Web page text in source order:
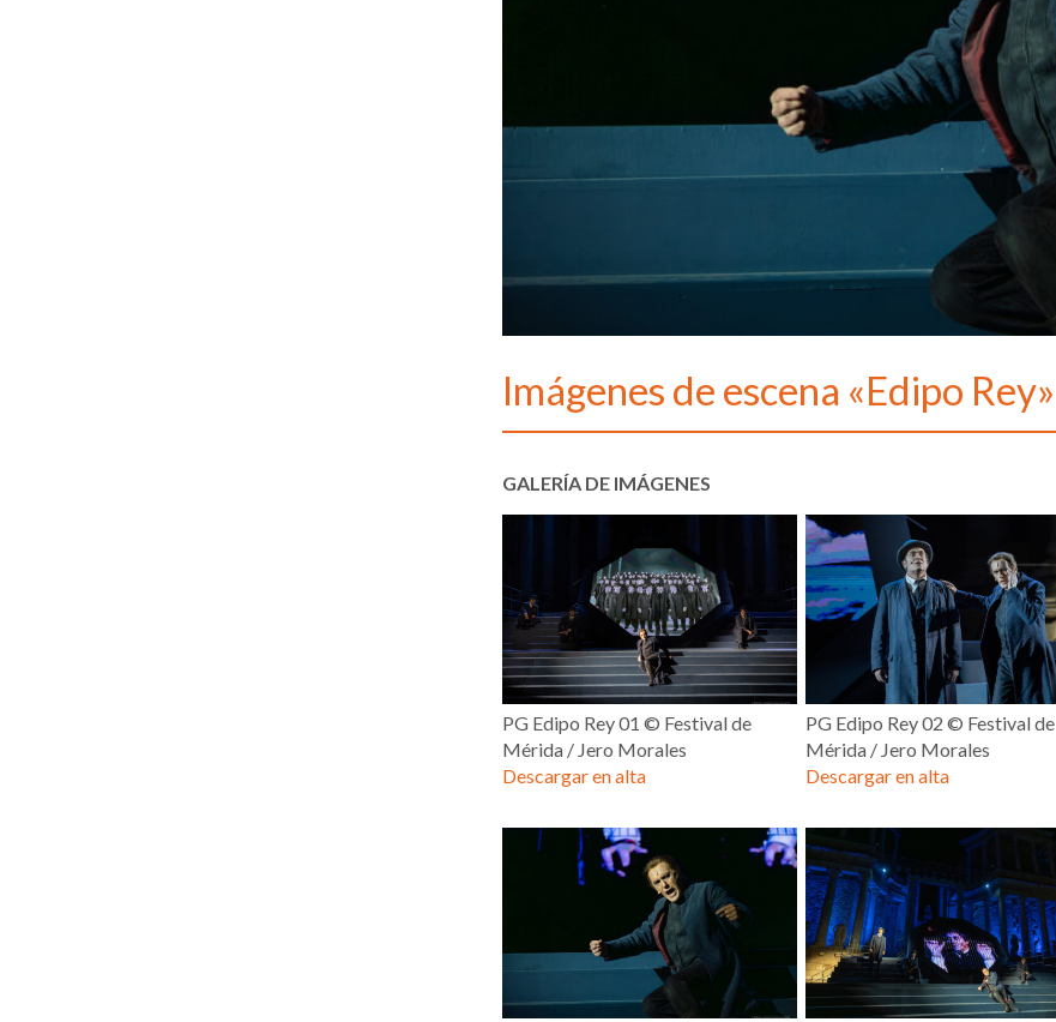
Imágenes de escena «Edipo Rey»
GALERÍA DE IMÁGENES
PG Edipo Rey 01 © Festival de
Mérida / Jero Morales
Descargar en alta
PG Edipo Rey 02 © Festival de
Mérida / Jero Morales
Descargar en alta